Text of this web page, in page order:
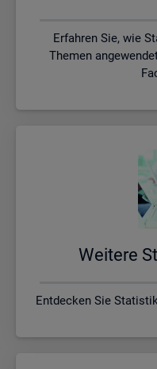
Erfahren Sie, wie
Themen
Wei­te­re
Entdecken Sie